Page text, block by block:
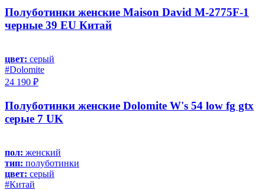
Полуботинки женские Maison David M-2775F-1
черные 39 EU Китай
цвет: серый
#Dolomite
24 190 ₽
Полуботинки женские Dolomite W's 54 low fg gtx
серые 7 UK
пол: женский
тип: полуботинки
цвет: серый
#Китай